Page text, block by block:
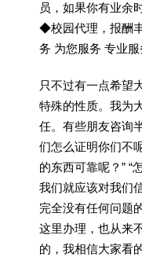
员，如果你有业余
◆校园代理，报酬
务 为您服务 专业服
只不过有一点希望
特殊的性质。我为
任。有些朋友咨询
们怎么证明你们不
的东西可靠呢？” “
我们就应该对我们
完全没有任何问题
这里办理，也从来
的，我相信大家看